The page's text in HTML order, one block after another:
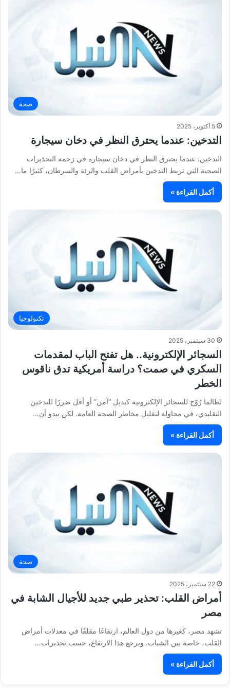
صحة
5 أكتوبر، 2025
التدخين: عندما يحترق النظر في دخان سيجارة
التدخين: عندما يحترق النظر في دخان سيجارة في زحمة التحذيرات
الصحية التي تربط التدخين بأمراض القلب والرئة والسرطان، كثيرًا ما…
أكمل القراءة »
تكنولوجيا
30 سبتمبر، 2025
السجائر الإلكترونية.. هل تفتح الباب لمقدمات
السكري في صمت؟ دراسة أمريكية تدق ناقوس
الخطر
لطالما رُوّج للسجائر الإلكترونية كبديل “آمن” أو أقل ضررًا للتدخين
التقليدي، في محاولة لتقليل مخاطر الصحة العامة. لكن يبدو أن…
أكمل القراءة »
صحة
22 سبتمبر، 2025
أمراض القلب: تحذير طبي جديد للأجيال الشابة في
مصر
تشهد مصر، كغيرها من دول العالم، ارتفاعًا مقلقًا في معدلات أمراض
القلب، خاصة بين الشباب. ويرجع هذا الارتفاع، حسب تحذيرات…
أكمل القراءة »